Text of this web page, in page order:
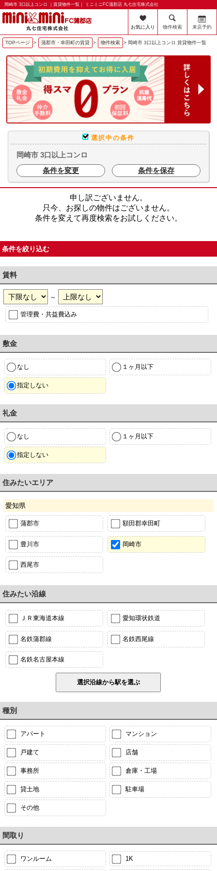
岡崎市 3口以上コンロ ｜賃貸物件一覧｜ ミニミニFC蒲郡店 丸七住宅株式会社
お気に入り 物件検索 来店予約
TOPページ > 蒲郡市・幸田町の賃貸 > 物件検索 > 岡崎市 3口以上コンロ 賃貸物件一覧
選択中の条件
岡崎市 3口以上コンロ
条件を変更
条件を保存
申し訳ございません。
只今、お探しの物件はございません。
条件を変えて再度検索をお試しください。
条件を絞り込む
賃料
～
管理費・共益費込み
敷金
なし １ヶ月以下
指定しない
礼金
なし １ヶ月以下
指定しない
住みたいエリア
愛知県
蒲郡市 額田郡幸田町
豊川市 岡崎市
西尾市
住みたい沿線
ＪＲ東海道本線 愛知環状鉄道
名鉄蒲郡線 名鉄西尾線
名鉄名古屋本線
種別
アパート マンション
戸建て 店舗
事務所 倉庫・工場
貸土地 駐車場
その他
間取り
ワンルーム 1K